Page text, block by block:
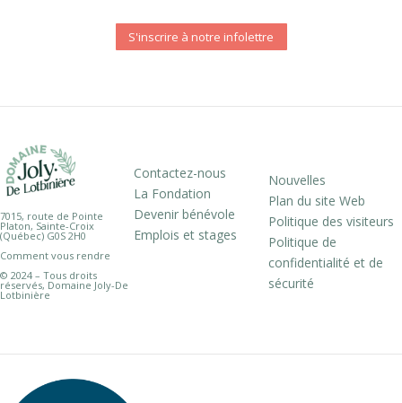
S'inscrire à notre infolettre
7015, route de Pointe
Platon, Sainte-Croix
(Québec) G0S 2H0
Comment vous rendre
© 2024 – Tous droits
réservés, Domaine Joly-De
Lotbinière
Contactez-nous
La Fondation
Devenir bénévole
Emplois et stages
Nouvelles
Plan du site Web
Politique des visiteurs
Politique de
confidentialité et de
sécurité